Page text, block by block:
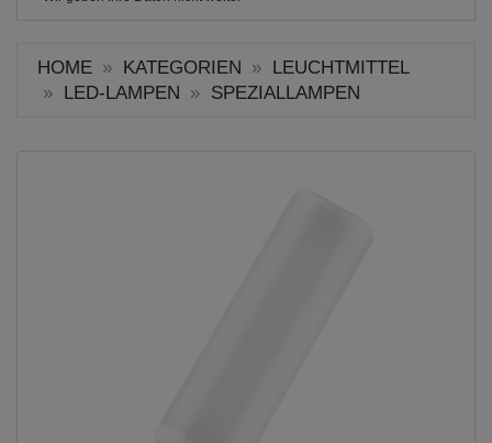
Adresse
HOME KATEGORIEN
LEUCHTMITTEL
LED-LAMPEN
SPEZIALLAMPEN